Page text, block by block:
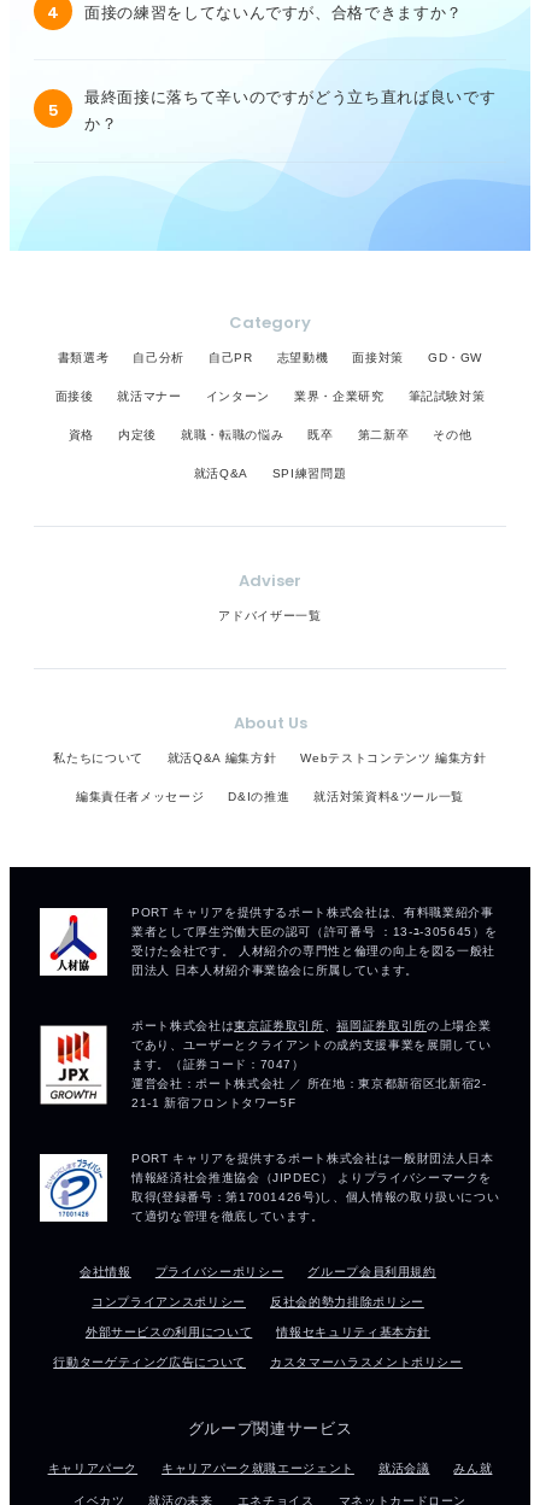
4 面接の練習をしてないんですが、合格できますか？
5
最終面接に落ちて辛いのですがどう立ち直れば良いです
か？
Category
書類選考 自己分析 自己PR 志望動機 面接対策 GD・GW
面接後 就活マナー インターン 業界・企業研究 筆記試験対策
資格 内定後 就職・転職の悩み 既卒 第二新卒 その他
就活Q&A SPI練習問題
Adviser
アドバイザー一覧
About Us
私たちについて 就活Q&A 編集方針 Webテストコンテンツ 編集方針
編集責任者メッセージ D&Iの推進 就活対策資料&ツール一覧
会社情報 プライバシーポリシー グループ会員利用規約
コンプライアンスポリシー 反社会的勢力排除ポリシー
外部サービスの利用について 情報セキュリティ基本方針
行動ターゲティング広告について カスタマーハラスメントポリシー